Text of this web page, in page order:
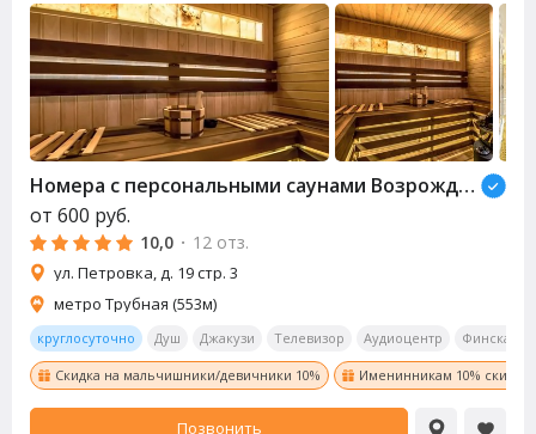
Номера с персональными саунами Возрождение (Revival)
от 600 руб.
10,0 · 12 отз.
ул. Петровка, д. 19 стр. 3
метро Трубная (553м)
круглосуточно Душ Джакузи Телевизор Аудиоцентр Финская
Скидка на мальчишники/девичники 10% Именинникам 10% скидка!
Позвонить